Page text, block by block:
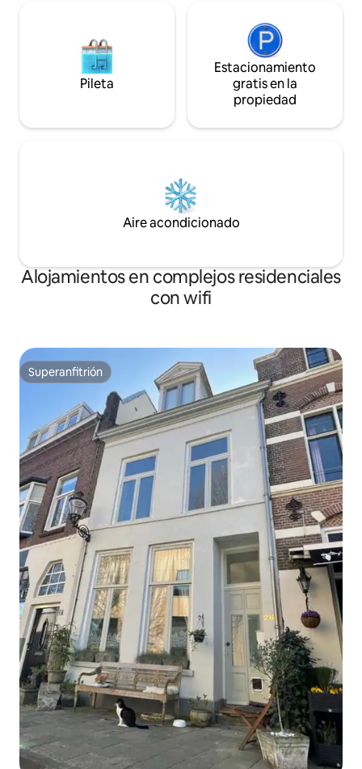
Pileta
Estacionamiento
gratis en la
propiedad
Aire acondicionado
Alojamientos en complejos residenciales
con wifi
Superanfitrión
Superanfitrión